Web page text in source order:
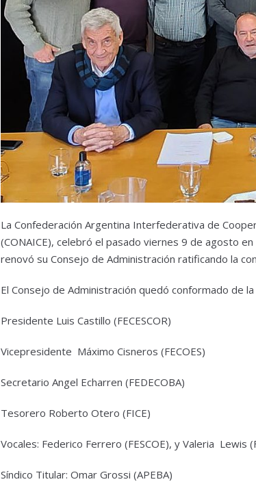
La Confederación Argentina Interfederativa de
(CONAICE), celebró el pasado viernes 9 de agosto
renovó su Consejo de Administración ratificando la
El Consejo de Administración quedó conformado de
Presidente Luis Castillo (FECESCOR)
Vicepresidente Máximo Cisneros (FECOES)
Secretario Angel Echarren (FEDECOBA)
Tesorero Roberto Otero (FICE)
Vocales: Federico Ferrero (FESCOE), y Valeria Lewis
Síndico Titular: Omar Grossi (APEBA)